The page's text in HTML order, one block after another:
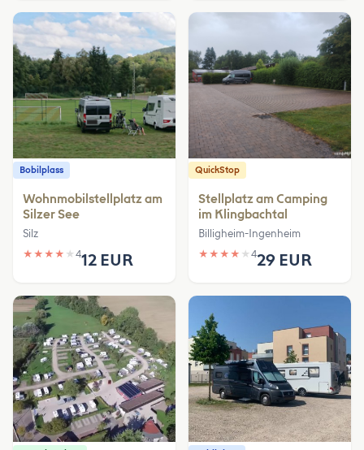
Bobilplass
Wohnmobilstellplatz am
Silzer See
Silz
★ ★ ★ ★ ★ 412 EUR
QuickStop
Stellplatz am Camping
im Klingbachtal
Billigheim-Ingenheim
★ ★ ★ ★ ★ 429 EUR